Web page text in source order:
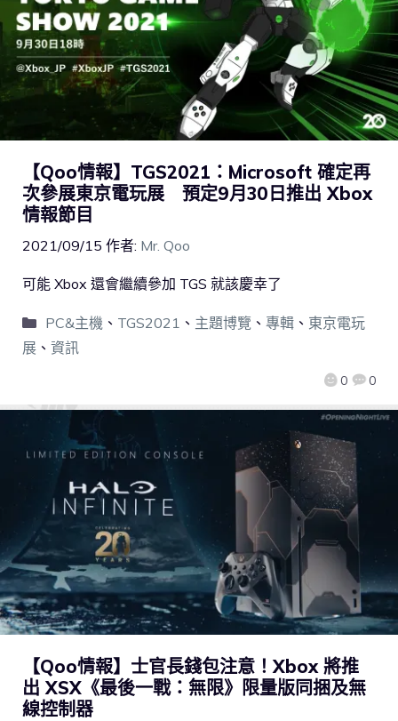
【Qoo情報】TGS2021：Microsoft 確定再
次參展東京電玩展 預定9月30日推出 Xbox
情報節目
2021/09/15 作者: Mr. Qoo
0 0
可能 Xbox 還會繼續參加 TGS 就該慶幸了
PC&主機 、 TGS2021 、 主題博覽 、 專輯、 東京電玩
展 、 資訊
【Qoo情報】士官長錢包注意！Xbox 將推
出 XSX《最後一戰：無限》限量版同捆及無
線控制器